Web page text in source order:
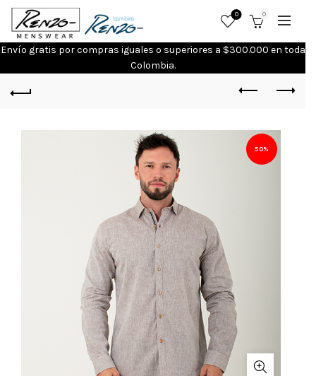
0 0
Envío gratis por compras iguales o superiores a $300.000 en toda
Colombia.
50%